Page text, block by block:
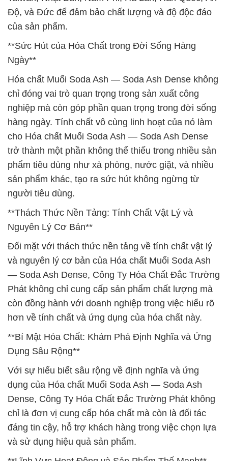
Độ, và Đức để đảm bảo chất lượng và độ độc đáo
của sản phẩm.
**Sức Hút của Hóa Chất trong Đời Sống Hàng
Ngày**
Hóa chất Muối Soda Ash — Soda Ash Dense không
chỉ đóng vai trò quan trọng trong sản xuất công
nghiệp mà còn góp phần quan trọng trong đời sống
hàng ngày. Tính chất vô cùng linh hoạt của nó làm
cho Hóa chất Muối Soda Ash — Soda Ash Dense
trở thành một phần không thể thiếu trong nhiều sản
phẩm tiêu dùng như xà phòng, nước giặt, và nhiều
sản phẩm khác, tạo ra sức hút không ngừng từ
người tiêu dùng.
**Thách Thức Nền Tảng: Tính Chất Vật Lý và
Nguyên Lý Cơ Bản**
Đối mặt với thách thức nền tảng về tính chất vật lý
và nguyên lý cơ bản của Hóa chất Muối Soda Ash
— Soda Ash Dense, Công Ty Hóa Chất Đắc Trường
Phát không chỉ cung cấp sản phẩm chất lượng mà
còn đồng hành với doanh nghiệp trong việc hiểu rõ
hơn về tính chất và ứng dụng của hóa chất này.
**Bí Mật Hóa Chất: Khám Phá Định Nghĩa và Ứng
Dụng Sâu Rộng**
Với sự hiểu biết sâu rộng về định nghĩa và ứng
dụng của Hóa chất Muối Soda Ash — Soda Ash
Dense, Công Ty Hóa Chất Đắc Trường Phát không
chỉ là đơn vị cung cấp hóa chất mà còn là đối tác
đáng tin cậy, hỗ trợ khách hàng trong việc chọn lựa
và sử dụng hiệu quả sản phẩm.